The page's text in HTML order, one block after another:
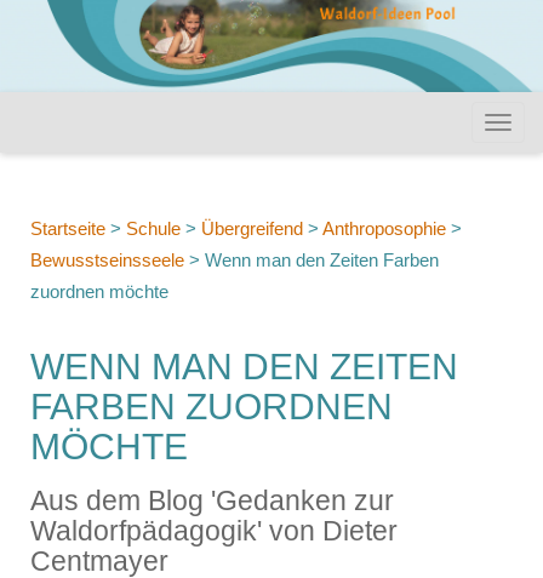
Startseite > Schule > Übergreifend > Anthroposophie >
Bewusstseinsseele > Wenn man den Zeiten Farben
zuordnen möchte
WENN MAN DEN ZEITEN
FARBEN ZUORDNEN
MÖCHTE
Aus dem Blog 'Gedanken zur
Waldorfpädagogik' von Dieter
Centmayer